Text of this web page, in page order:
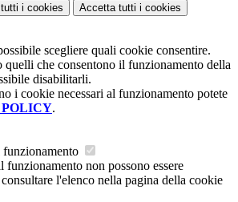
i cookies Accetta tutti i cookies
scegliere quali cookie consentire.
quelli che consentono il funzionamento della
disabilitarli.
i cookie necessari al funzionamento potete
.
funzionamento
funzionamento non possono essere
l'elenco nella pagina della cookie